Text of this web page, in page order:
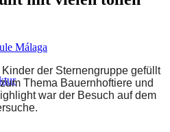
Málaga
der Sternengruppe gefüllt
Thema Bauernhoftiere und
war der Besuch auf dem